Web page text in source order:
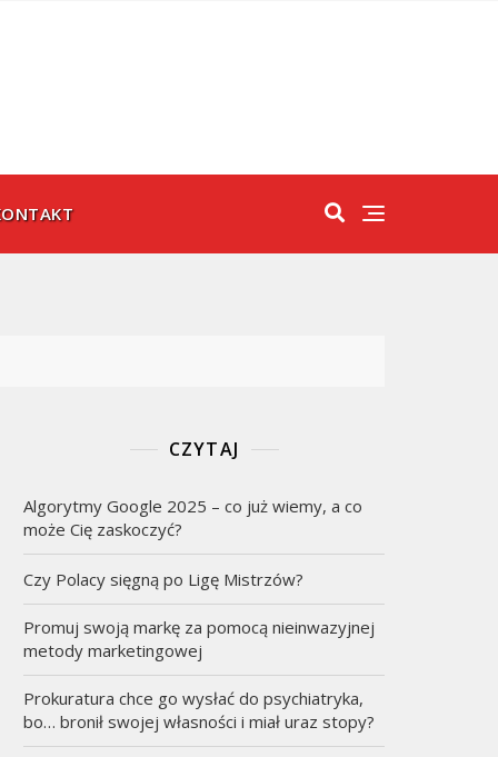
CZYTAJ
Algorytmy Google 2025 – co już wiemy, a co
może Cię zaskoczyć?
Czy Polacy sięgną po Ligę Mistrzów?
Promuj swoją markę za pomocą nieinwazyjnej
metody marketingowej
Prokuratura chce go wysłać do psychiatryka,
bo… bronił swojej własności i miał uraz stopy?